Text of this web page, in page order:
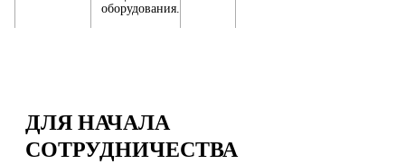
оборудования.
ДЛЯ НАЧАЛА
СОТРУДНИЧЕСТВА